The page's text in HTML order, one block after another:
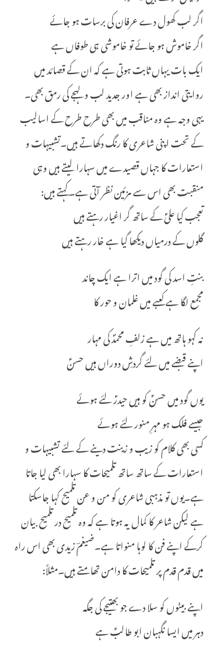
اگر لب کھول دے عرفان کی برسات ہو جائے
اگر خاموش ہو جائے تو خاموشی ہی طوفاں ہے
ایک بات یہاں ثابت ہوتی ہے کہ ان کے قصائد میں
روایتی انداز بھی ہے اور جدید لب و لہجے کی رمق بھی۔
یہی وجہ ہے وہ مناقب میں بھی طرح طرح کے اسالیب
کے تحت اپنی شاعری کا رنگ دکھاتے ہیں۔تشبیہات و
استعارات کا جہاں قصیدے میں سہارا لیتے ہیں وہی
منقبت بھی اس سے مزئین نظر آتی ہے۔کہتے ہیں:
تعجب کیا علیؑ کے ساتھ گر اغیار رہتے ہیں
گلوں کے درمیاں دیکھا گیا ہے خار رہتے ہیں
بنتِ اسد کی گود میں اترا ہے ایک چاند
مجمع لگا ہے کعبے میں غلمان و حور کا
نہ کہو ہاتھ میں ہے زلفِ محمدؐ کی مہار
اپنے قبضے میں لئے گردشِ دوراں ہیں حسنؑ
یوں گود میں حسنؑ کو ہیں حیدرؑ لئے ہوئے
جیسے فلک ہو مہرِ منور لئے ہوئے
کسی بھی کلام کو زیب و زینت دینے کے لئے تشبیہات و
استعارات کے ساتھ ساتھ تلمیحات کا سہارا بھی لیا جاتا
ہے۔یوں تو مذہبی شاعری کو من و عن تلمیح کہا جاسکتا
ہے لیکن شاعر کا کمال یہ ہوتا ہے کہ وہ تلمیح در تلمیح بیان
کرکے اپنے فن کا لوہا منواتا ہے۔ضیغمؔ زیدی بھی اس راہ
میں قدم قدم پر تلمیحات کا دامن تھامتے ہیں۔مثلاً:
اپنے بیٹوں کو سلا دے جو بھتیجے کی جگہ
دہر میں ایسا نگہبان ابو طالبؑ ہے